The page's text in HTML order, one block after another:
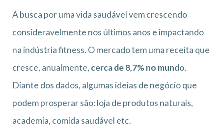
A busca por uma vida saudável vem crescendo
consideravelmente nos últimos anos e impactando
na indústria fitness. O mercado tem uma receita que
cresce, anualmente, cerca de 8,7% no mundo.
Diante dos dados, algumas ideias de negócio que
podem prosperar são: loja de produtos naturais,
academia, comida saudável etc.